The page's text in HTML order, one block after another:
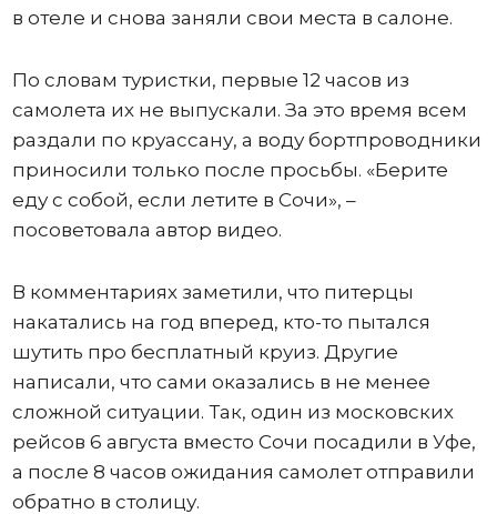
в отеле и снова заняли свои места в салоне.
По словам туристки, первые 12 часов из
самолета их не выпускали. За это время всем
раздали по круассану, а воду бортпроводники
приносили только после просьбы. «Берите
еду с собой, если летите в Сочи», –
посоветовала автор видео.
В комментариях заметили, что питерцы
накатались на год вперед, кто-то пытался
шутить про бесплатный круиз. Другие
написали, что сами оказались в не менее
сложной ситуации. Так, один из московских
рейсов 6 августа вместо Сочи посадили в Уфе,
а после 8 часов ожидания самолет отправили
обратно в столицу.